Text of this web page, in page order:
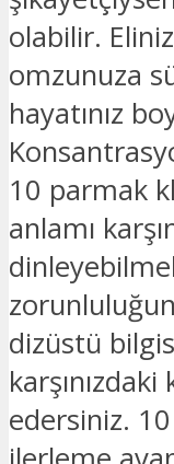
olabilir.
omzunuza
hayatınız
10 parmak
anlamı
dizüstü
edersiniz.